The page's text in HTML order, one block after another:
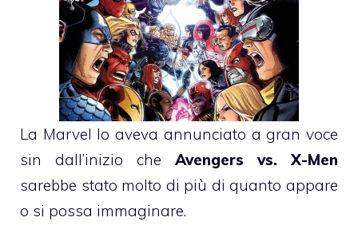
La Marvel lo aveva annunciato a gran voce
sin dall’inizio che Avengers vs. X-Men
sarebbe stato molto di più di quanto appare
o si possa immaginare.